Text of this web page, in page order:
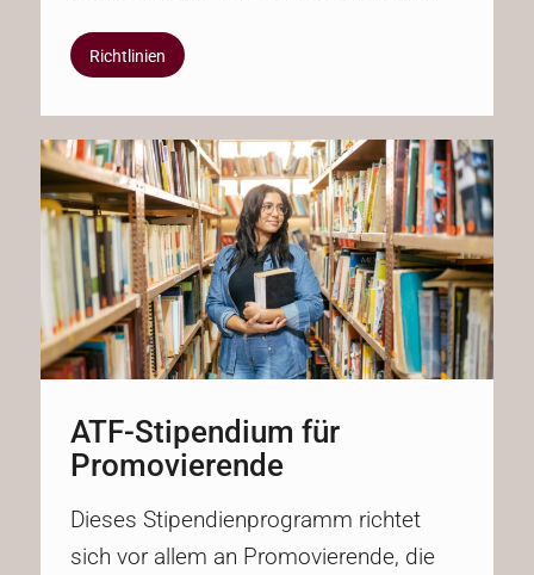
Richtlinien
ATF-Stipendium für
Promovierende
Dieses Stipendienprogramm richtet
sich vor allem an Promovierende, die